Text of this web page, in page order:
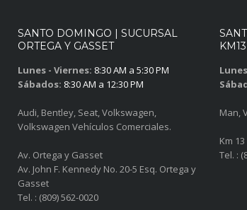
SANTO DOMINGO | SUCURSAL
ORTEGA Y GASSET
Lunes - Viernes: 8:30 AM a 5:30 PM
Sábados: 8:30 AM a 12:30 PM
Audi, Bentley, Seat, Volkswagen,
Volkswagen Vehículos Comerciales.
Av. Ortega y Gasset
Av. John F. Kennedy No. 20-5 Esq. Ortega y
Gasset
Tel. : (809) 562-0020
KM13
Man,
Km
Tel. :